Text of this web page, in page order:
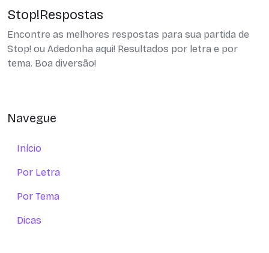
Stop!Respostas
Encontre as melhores respostas para sua partida de
Stop! ou Adedonha aqui! Resultados por letra e por
tema. Boa diversão!
Navegue
Início
Por Letra
Por Tema
Dicas